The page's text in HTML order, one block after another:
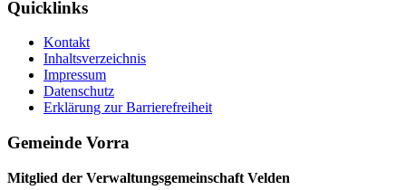
Quicklinks
Kontakt
Inhaltsverzeichnis
Impressum
Datenschutz
Erklärung zur Barrierefreiheit
Gemeinde Vorra
Mitglied der Verwaltungsgemeinschaft Velden